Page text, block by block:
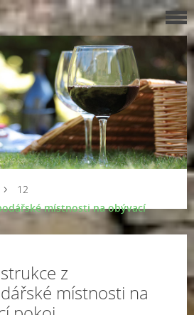
místnosti na obývací
12
z
místnosti na